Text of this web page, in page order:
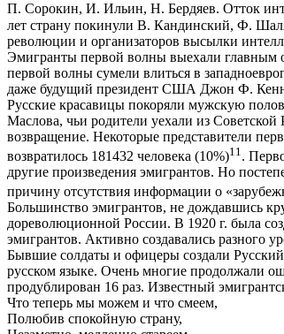
П. Сорокин, И. Ильин, Н. Бердяев. Отток
лет страну покинули В. Кандинский, Ф.
революции и организаторов высылки
Эмигранты первой волны выехали главным
первой волны сумели влиться в
даже будущий президент США Джон Ф.
Русские красавицы покоряли мужскую
Маслова, чьи родители уехали из
возвращение. Некоторые представители
возвратилось 181432 человека (10%)11 .
другие произведения эмигрантов. Но
причину отсутствия информации о
Большинство эмигрантов, не дождавшись
дореволюционной России. В 1920 г. была
эмигрантов. Активно создавались разного
Бывшие солдаты и офицеры создали
русском языке. Очень многие продолжали
продублирован 16 раз. Известный
Что теперь мы можем и что смеем,
Полюбив спокойную страну,